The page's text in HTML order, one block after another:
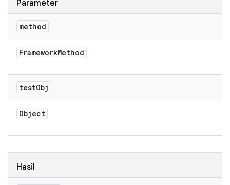
Parameter
method
FrameworkMethod
testObj
Object
Hasil